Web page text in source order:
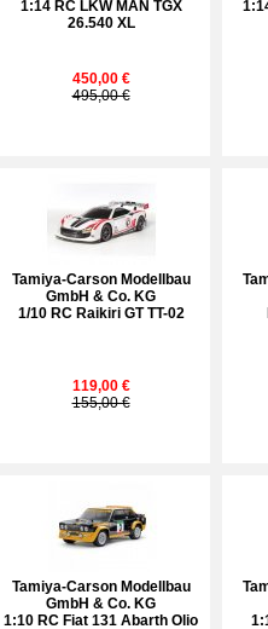
1:14 RC LKW MAN TGX
26.540 XL
450,00 €
495,00 €
Tamiya-Carson Modellbau
GmbH & Co. KG
1/10 RC Raikiri GT TT-02
119,00 €
155,00 €
Tamiya-Carson Modellbau
GmbH & Co. KG
1:10 RC Fiat 131 Abarth Olio